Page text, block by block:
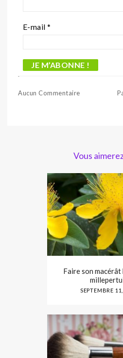
E-mail *
Aucun Commentaire
Vous
Faire son macérât
SEPTEMBRE